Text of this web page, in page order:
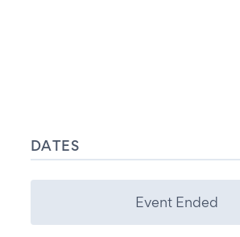
DATES
Event Ended